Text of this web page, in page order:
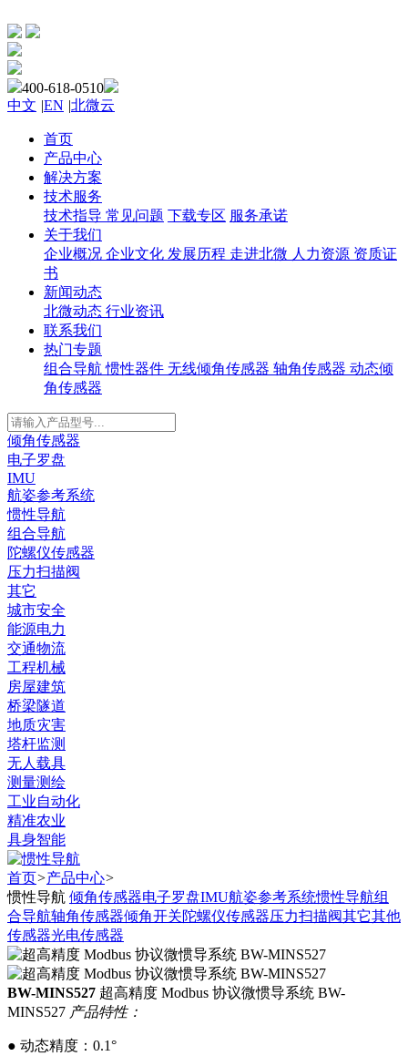
400-618-0510
中文 |EN |北微云
首页
产品中心
解决方案
技术服务
技术指导 常见问题 下载专区 服务承诺
关于我们
企业概况 企业文化 发展历程 走进北微 人力资源 资质证
书
新闻动态
北微动态 行业资讯
联系我们
热门专题
组合导航 惯性器件 无线倾角传感器 轴角传感器 动态倾
角传感器
倾角传感器
电子罗盘
IMU
航姿参考系统
惯性导航
组合导航
陀螺仪传感器
压力扫描阀
其它
城市安全
能源电力
交通物流
工程机械
房屋建筑
桥梁隧道
地质灾害
塔杆监测
无人载具
测量测绘
工业自动化
精准农业
具身智能
首页>产品中心>
惯性导航 倾角传感器电子罗盘IMU航姿参考系统惯性导航组
合导航轴角传感器倾角开关陀螺仪传感器压力扫描阀其它其他
传感器光电传感器
BW-MINS527 超高精度 Modbus 协议微惯导系统 BW-
MINS527 产品特性：
● 动态精度：0.1°